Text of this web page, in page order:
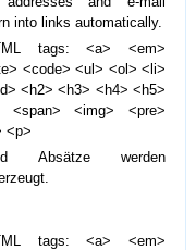
into links automatically.
tags: <a> <em>
<code> <ul> <ol> <li>
<h2> <h3> <h4> <h5>
<span> <img> <pre>
<p>
Absätze werden
tags: <a> <em>